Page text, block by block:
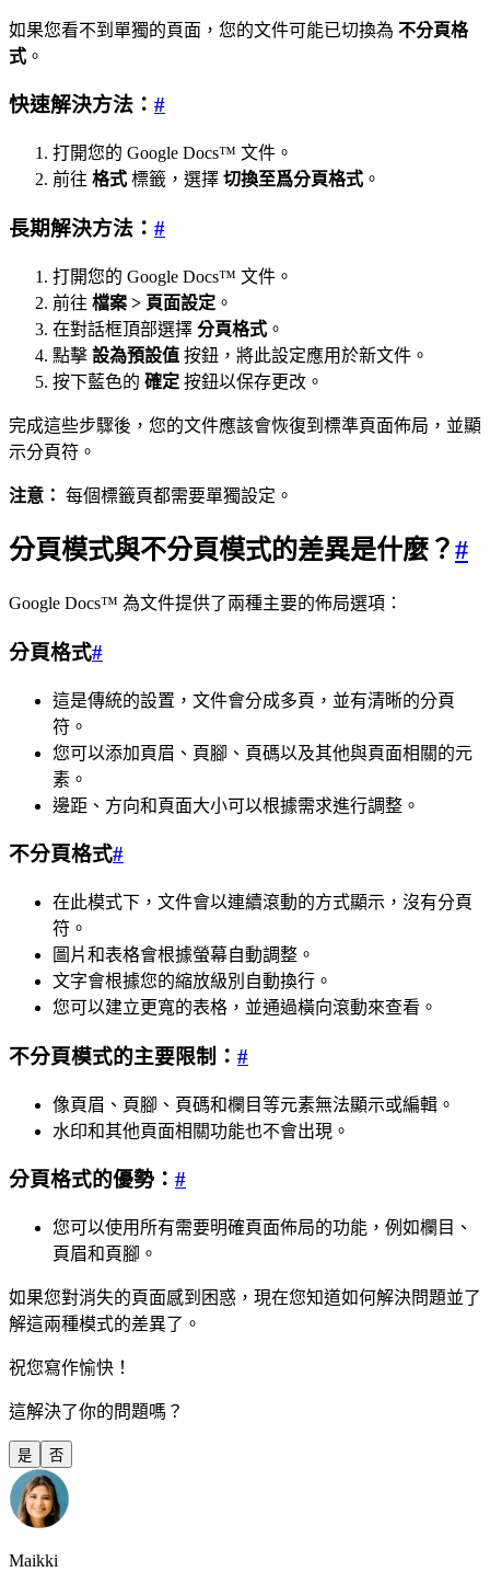
如果您看不到單獨的頁面，您的文件可能已切換為 不分頁格
式 。
快速解決方法： #
打開您的 Google Docs™ 文件。
前往 格式 標籤，選擇 切換至爲分頁格式 。
長期解決方法： #
打開您的 Google Docs™ 文件。
前往 檔案 > 頁面設定 。
在對話框頂部選擇 分頁格式 。
點擊 設為預設值 按鈕，將此設定應用於新文件。
按下藍色的 確定 按鈕以保存更改。
完成這些步驟後，您的文件應該會恢復到標準頁面佈局，並顯
示分頁符。
注意： 每個標籤頁都需要單獨設定。
分頁模式與不分頁模式的差異是什麼？#
Google Docs™ 為文件提供了兩種主要的佈局選項：
分頁格式#
這是傳統的設置，文件會分成多頁，並有清晰的分頁
符。
您可以添加頁眉、頁腳、頁碼以及其他與頁面相關的元
素。
邊距、方向和頁面大小可以根據需求進行調整。
不分頁格式#
在此模式下，文件會以連續滾動的方式顯示，沒有分頁
符。
圖片和表格會根據螢幕自動調整。
文字會根據您的縮放級別自動換行。
您可以建立更寬的表格，並通過橫向滾動來查看。
不分頁模式的主要限制： #
像頁眉、頁腳、頁碼和欄目等元素無法顯示或編輯。
水印和其他頁面相關功能也不會出現。
分頁格式的優勢： #
您可以使用所有需要明確頁面佈局的功能，例如欄目、
頁眉和頁腳。
如果您對消失的頁面感到困惑，現在您知道如何解決問題並了
解這兩種模式的差異了。
祝您寫作愉快！
這解決了你的問題嗎？
是 否
Maikki